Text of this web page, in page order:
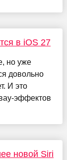
в iOS 27
но уже
довольно
И это
эффектов
новой Siri